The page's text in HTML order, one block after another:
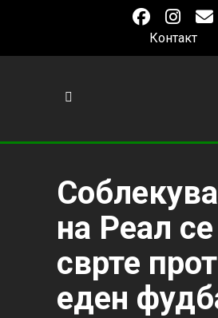
Контакт
на Реал се
сврте
еден